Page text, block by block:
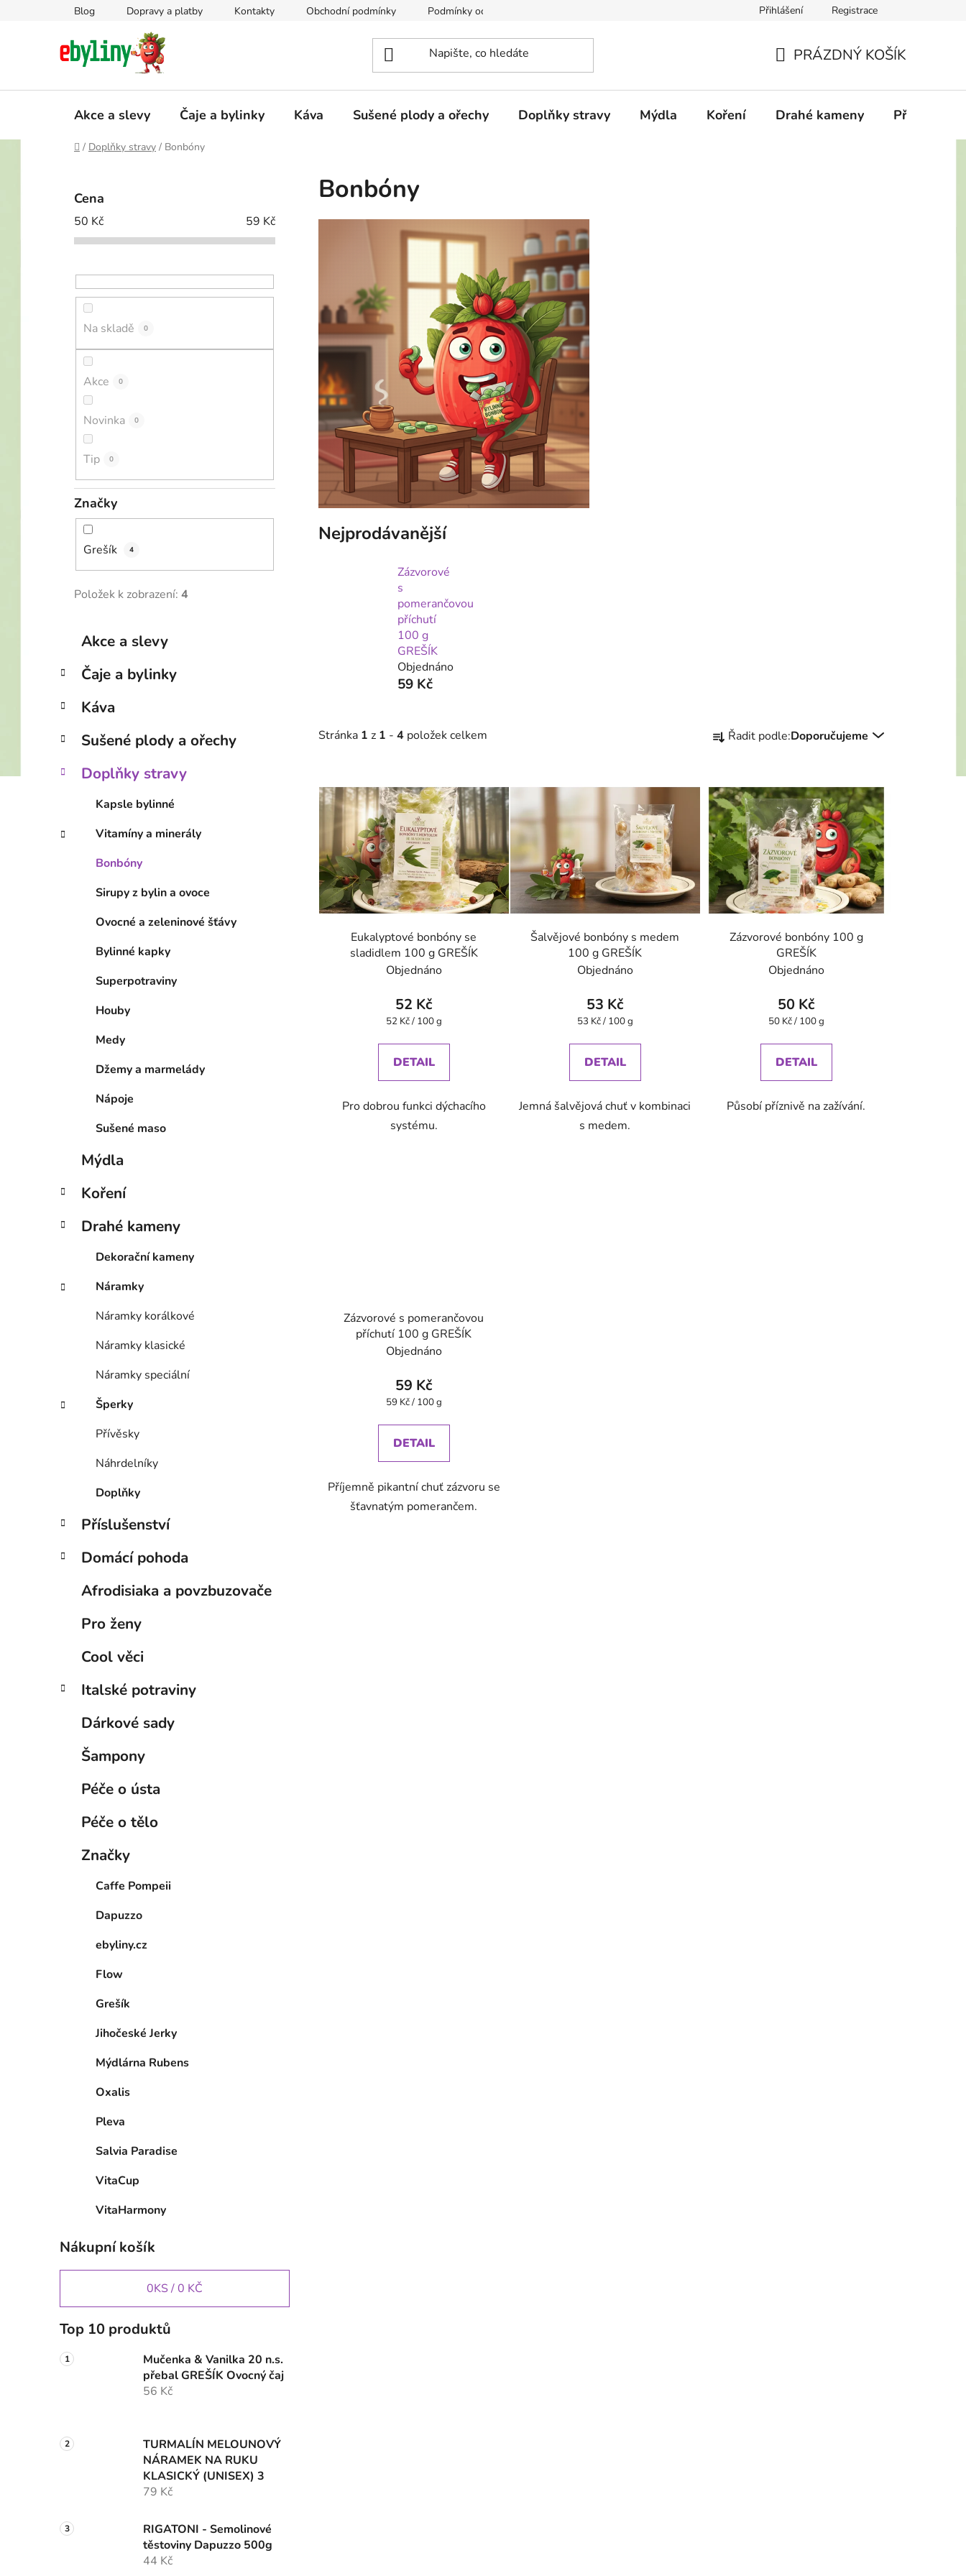
Blog Dopravy a platby Kontakty Obchodní podmínky Podmínky ochrany osobních údajů Přihlášení Registrace
KOŠÍK
PRÁZDNÝ KOŠÍK
Akce a slevy Čaje a bylinky Káva Sušené plody a ořechy Doplňky stravy Mýdla Koření Drahé kameny
Domů
/ Doplňky stravy / Bonbóny
Cena
50 Kč 59 Kč
Na skladě 0
Akce 0
Novinka 0
Tip 0
Značky
Grešík 4
Položek k zobrazení: 4
Přeskočit
kategorie
e
o
i
Akce a slevy
Čaje a bylinky
Káva
Sušené plody a ořechy
Doplňky stravy
Kapsle bylinné
Vitamíny a minerály
Bonbóny
Sirupy z bylin a ovoce
Ovocné a zeleninové šťávy
Bylinné kapky
Superpotraviny
Houby
Medy
Džemy a marmelády
Nápoje
Sušené maso
Mýdla
Koření
Drahé kameny
Dekorační kameny
Náramky
Náramky korálkové
Náramky klasické
Náramky speciální
Šperky
Přívěsky
Náhrdelníky
Doplňky
Příslušenství
Domácí pohoda
Afrodisiaka a povzbuzovače
Pro ženy
Cool věci
Italské potraviny
Dárkové sady
Šampony
Péče o ústa
Péče o tělo
Značky
Caffe Pompeii
Dapuzzo
ebyliny.cz
Flow
Grešík
Jihočeské Jerky
Mýdlárna Rubens
Oxalis
Pleva
Salvia Paradise
VitaCup
VitaHarmony
Nákupní košík
0KS /0 KČ
Top 10 produktů
Mučenka & Vanilka 20 n.s.
přebal GREŠÍK Ovocný čaj
56 Kč
TURMALÍN MELOUNOVÝ
NÁRAMEK NA RUKU
KLASICKÝ (UNISEX) 3
79 Kč
RIGATONI - Semolinové
těstoviny Dapuzzo 500g
44 Kč
Bonbóny
Nejprodávanější
Zázvorové
s
pomerančovou
příchutí
100 g
GREŠÍK
Objednáno
59 Kč
Stránka 1 z 1 - 4 položek celkem
a
e
n
í
p
r
o
d
u
Řadit podle:Doporučujeme
ý
s
p
r
o
Eukalyptové bonbóny se
sladidlem 100 g GREŠÍK
Objednáno
52 Kč
Měrná
52 Kč / 100 g
DETAIL
Pro dobrou funkci dýchacího
systému.
Šalvějové bonbóny s medem
100 g GREŠÍK
Objednáno
53 Kč
Měrná
53 Kč / 100 g
DETAIL
Jemná šalvějová chuť v kombinaci
s medem.
Zázvorové bonbóny 100 g
GREŠÍK
Objednáno
50 Kč
Měrná
50 Kč / 100 g
DETAIL
Působí příznivě na zažívání.
Zázvorové s pomerančovou
příchutí 100 g GREŠÍK
Objednáno
59 Kč
Měrná
59 Kč / 100 g
DETAIL
Příjemně pikantní chuť zázvoru se
šťavnatým pomerančem.